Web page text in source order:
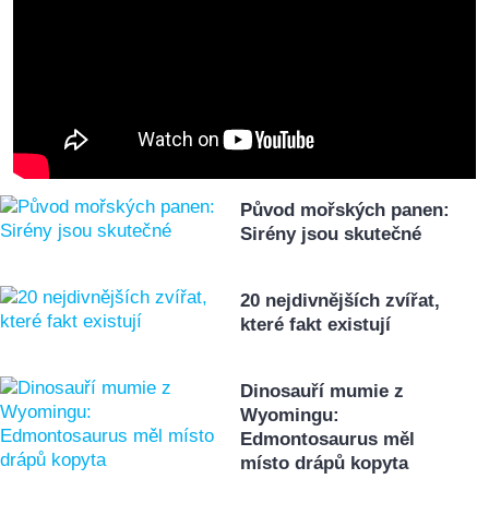
Původ mořských panen:
Sirény jsou skutečné
20 nejdivnějších zvířat,
které fakt existují
Dinosauří mumie z
Wyomingu:
Edmontosaurus měl
místo drápů kopyta